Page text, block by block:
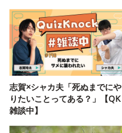
志賀×シャカ夫「死ぬまでにや
りたいことってある？」【QK
雑談中】